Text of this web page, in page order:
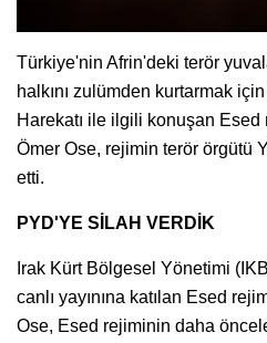
Türkiye'nin Afrin'deki terör
halkını zulümden kurtarmak için
Harekatı ile ilgili konuşan
Ömer Ose, rejimin terör örgütü
etti.
PYD'YE SİLAH VERDİK
Irak Kürt Bölgesel Yönetimi
canlı yayınına katılan Esed
Ose, Esed rejiminin daha